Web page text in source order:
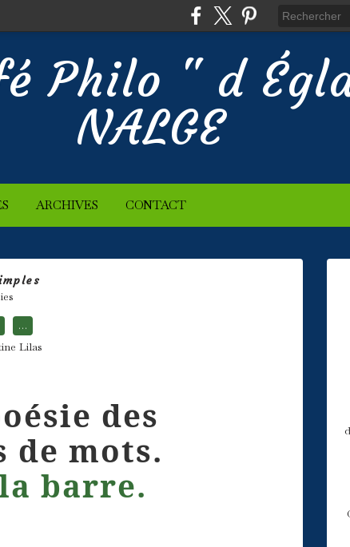
Philo " d
NALGE
ARCHIVES CONTACT
…
Lilas
des
de mots.
barre.